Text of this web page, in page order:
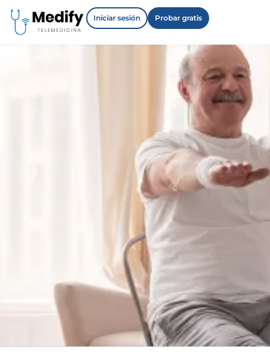
Iniciar sesión Probar gratis